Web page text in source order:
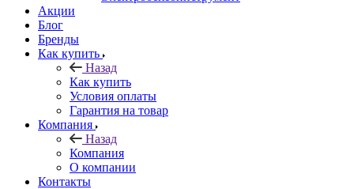
Акции
Блог
Бренды
Как купить
Назад
Как купить
Условия оплаты
Гарантия на товар
Компания
Назад
Компания
О компании
Контакты